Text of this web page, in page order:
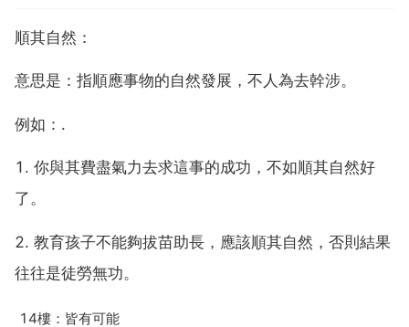
順其自然：
意思是：指順應事物的自然發展，不人為去幹涉。
例如：.
1. 你與其費盡氣力去求這事的成功，不如順其自然好
了。
2. 教育孩子不能夠拔苗助長，應該順其自然，否則結果
往往是徒勞無功。
14樓：皆有可能